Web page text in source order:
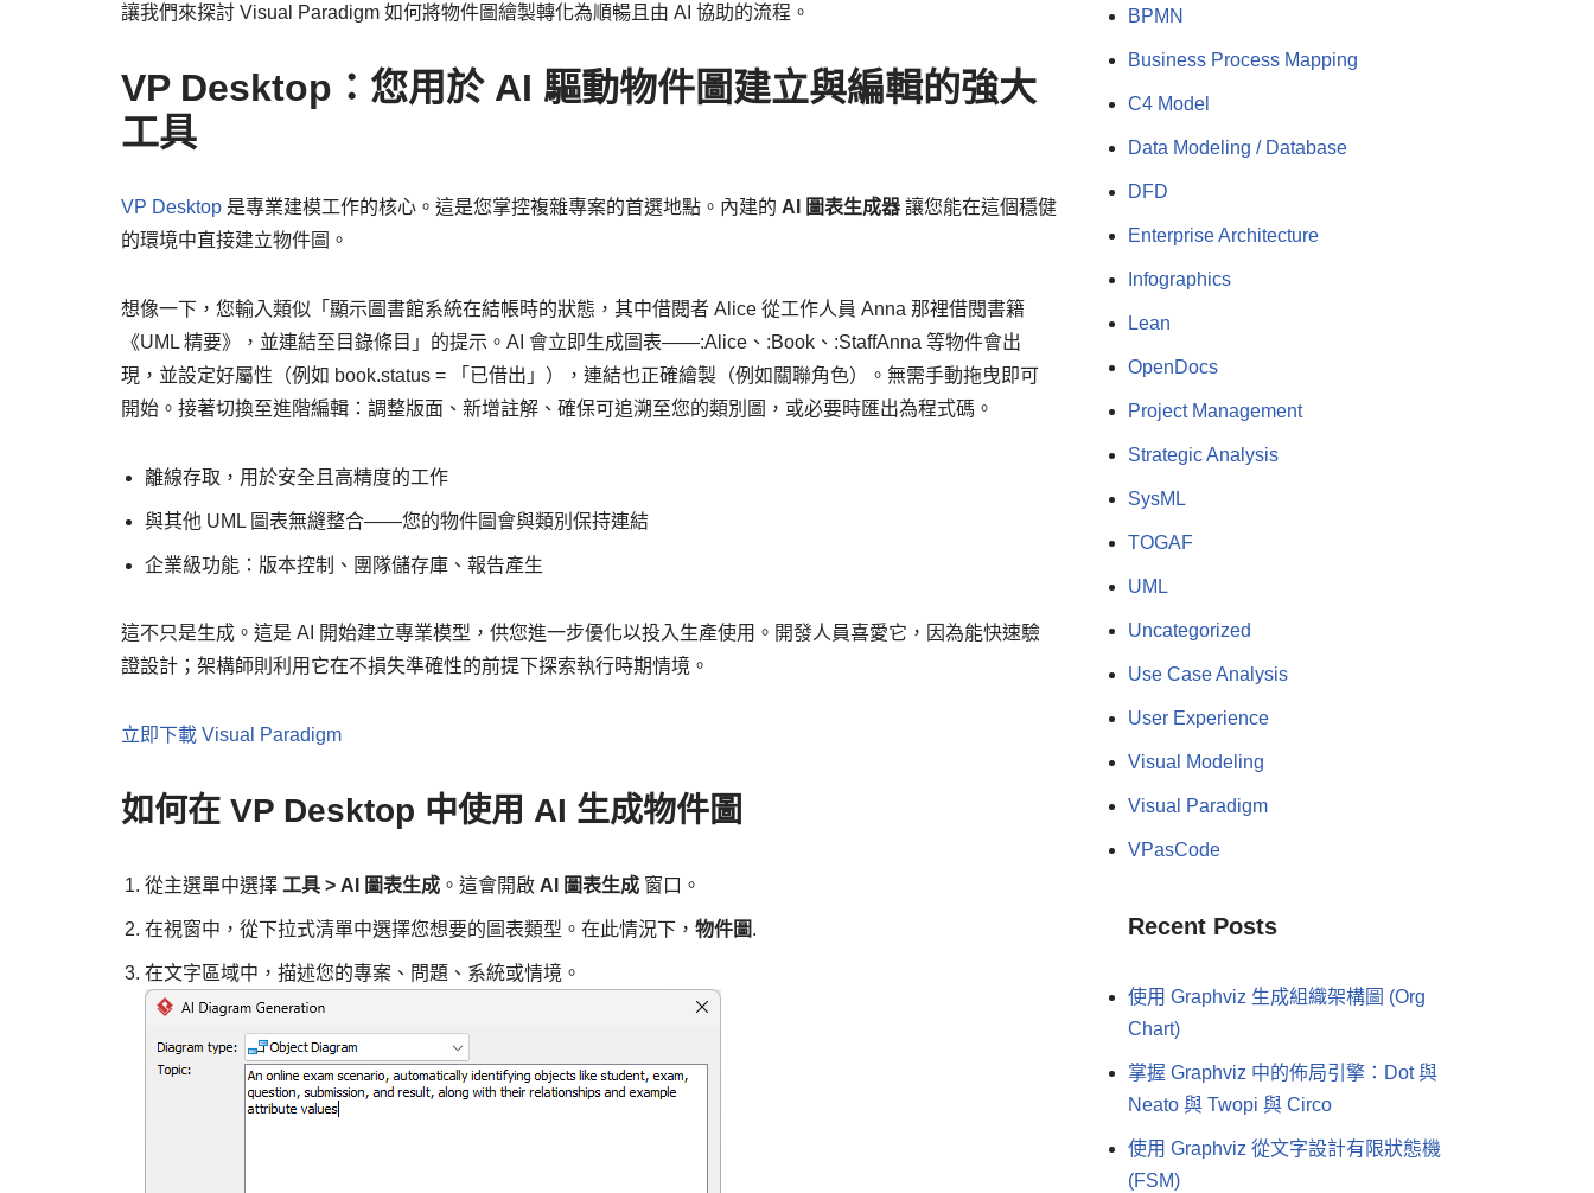
讓我們來探討 Visual Paradigm 如何將物件圖繪製轉化為順暢且由 AI 協助的流程。
VP Desktop：您用於 AI 驅動物件圖建立與編輯的強大
工具
VP Desktop 是專業建模工作的核心。這是您掌控複雜專案的首選地點。內建的 AI 圖表生成器 讓您能在這個穩健
的環境中直接建立物件圖。
想像一下，您輸入類似「顯示圖書館系統在結帳時的狀態，其中借閱者 Alice 從工作人員 Anna 那裡借閱書籍
《UML 精要》，並連結至目錄條目」的提示。AI 會立即生成圖表——:Alice、:Book、:StaffAnna 等物件會出
現，並設定好屬性（例如 book.status = 「已借出」），連結也正確繪製（例如關聯角色）。無需手動拖曳即可
開始。接著切換至進階編輯：調整版面、新增註解、確保可追溯至您的類別圖，或必要時匯出為程式碼。
離線存取，用於安全且高精度的工作
與其他 UML 圖表無縫整合——您的物件圖會與類別保持連結
企業級功能：版本控制、團隊儲存庫、報告產生
這不只是生成。這是 AI 開始建立專業模型，供您進一步優化以投入生產使用。開發人員喜愛它，因為能快速驗
證設計；架構師則利用它在不損失準確性的前提下探索執行時期情境。
立即下載 Visual Paradigm
如何在 VP Desktop 中使用 AI 生成物件圖
從主選單中選擇 工具 > AI 圖表生成 。這會開啟 AI 圖表生成 窗口。
在視窗中，從下拉式清單中選擇您想要的圖表類型。在此情況下， 物件圖.
在文字區域中，描述您的專案、問題、系統或情境。
BPMN
Business Process Mapping
C4 Model
Data Modeling / Database
DFD
Enterprise Architecture
Infographics
Lean
OpenDocs
Project Management
Strategic Analysis
SysML
TOGAF
UML
Uncategorized
Use Case Analysis
User Experience
Visual Modeling
Visual Paradigm
VPasCode
Recent Posts
使用 Graphviz 生成組織架構圖 (Org
Chart)
掌握 Graphviz 中的佈局引擎：Dot 與
Neato 與 Twopi 與 Circo
使用 Graphviz 從文字設計有限狀態機
(FSM)